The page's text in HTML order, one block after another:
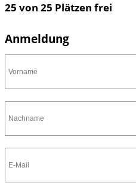
25 von 25 Plätzen frei
Anmeldung